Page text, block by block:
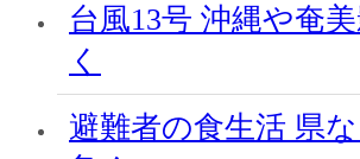
台風13号 沖縄や奄美
く
避難者の食生活 県